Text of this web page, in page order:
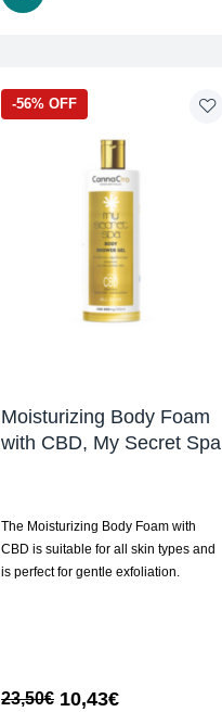
-56% OFF
Moisturizing Body Foam
with CBD, My Secret Spa
The Moisturizing Body Foam with
CBD is suitable for all skin types and
is perfect for gentle exfoliation.
23,50€ 10,43€